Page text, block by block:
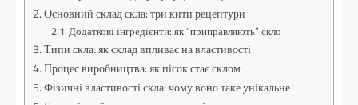
Основний склад скла: три кити рецептури
Додаткові інгредієнти: як “приправляють” скло
Типи скла: як склад впливає на властивості
Процес виробництва: як пісок стає склом
Фізичні властивості скла: чому воно таке унікальне